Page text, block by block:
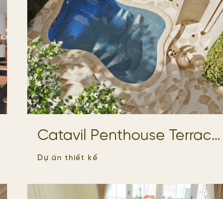
Catavil Penthouse Terrace
– Không gian sống xanh
Dự án thiết kế